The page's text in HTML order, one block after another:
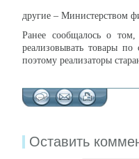
другие – Министерством
Ранее сообщалось о
реализовывать товары
поэтому реализаторы
Оставить